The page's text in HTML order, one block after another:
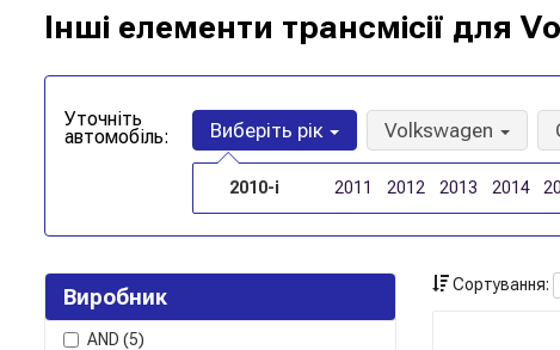
Інші елементи трансмісії для
Уточніть
автомобіль: Виберіть рік
2010-і 2011 2012 2013 2014
Volkswagen
Виробник
AND (5)
Сортування: